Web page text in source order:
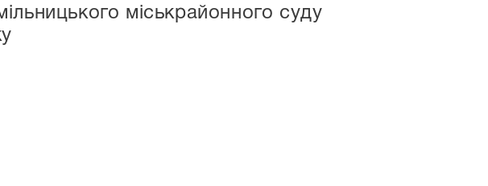
міськрайонного суду